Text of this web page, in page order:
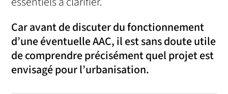
Car avant de discuter du fonctionnement
d’une éventuelle AAC, il est sans doute utile
de comprendre précisément quel projet est
envisagé pour l’urbanisation.